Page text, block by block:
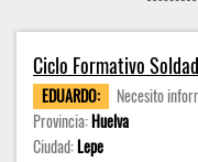
Ciclo Formativo
EDUARDO:
Necesito
Provincia:Huelva
Ciudad:Lepe